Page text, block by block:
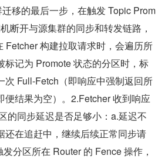
移的最后一步，在触发 Topic Prom
断开与源集群的同步和转发链路，
Fetcher 构建拉取请求时，会遍历所
标记为 Promote 状态的分区时，标
次 Full-Fetch（即响应中强制返回所
便结果为空）。2.Fetcher 收到响应
的同步延迟是否足够小：a.延迟不
还在追赶中，继续后续正常同步请
分区所在 Router 的 Fence 操作，